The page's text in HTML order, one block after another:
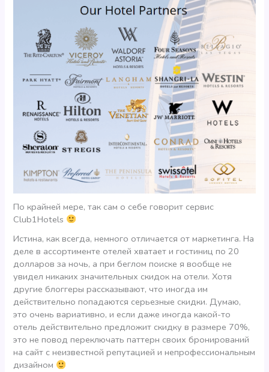
По крайней мере, так сам о себе говорит сервис
Club1Hotels
Истина, как всегда, немного отличается от маркетинга. На
деле в ассортименте отелей хватает и гостиниц по 20
долларов за ночь, а при беглом поиске я вообще не
увидел никаких значительных скидок на отели. Хотя
другие блоггеры рассказывают, что иногда им
действительно попадаются серьезные скидки. Думаю,
это очень вариативно, и если даже иногда какой-то
отель действительно предложит скидку в размере 70%,
это не повод переключать паттерн своих бронирований
на сайт с неизвестной репутацией и непрофессиональным
дизайном